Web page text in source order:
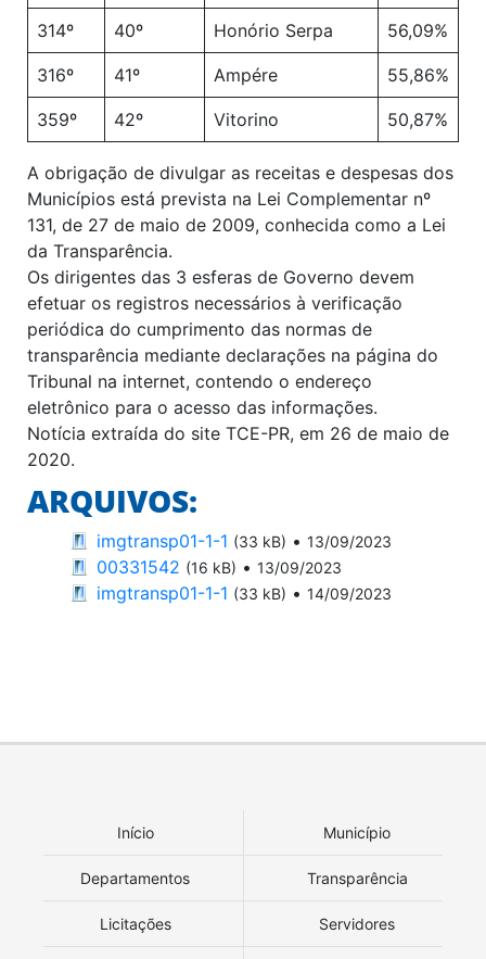
314º 40º Honório Serpa 56,09%
316º 41º Ampére 55,86%
359º 42º Vitorino 50,87%
A obrigação de divulgar as receitas e despesas dos
Municípios está prevista na Lei Complementar nº
131, de 27 de maio de 2009, conhecida como a Lei
da Transparência.
Os dirigentes das 3 esferas de Governo devem
efetuar os registros necessários à verificação
periódica do cumprimento das normas de
transparência mediante declarações na página do
Tribunal na internet, contendo o endereço
eletrônico para o acesso das informações.
Notícia extraída do site TCE-PR, em 26 de maio de
2020.
ARQUIVOS:
imgtransp01-1-1 (33 kB) • 13/09/2023
00331542 (16 kB) • 13/09/2023
imgtransp01-1-1 (33 kB) • 14/09/2023
Início Município
Departamentos Transparência
Licitações Servidores